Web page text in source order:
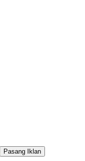
Pasang Iklan